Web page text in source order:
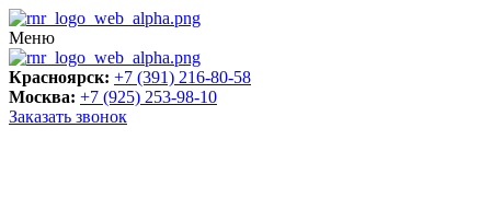
Меню
Красноярск: +7 (391) 216-80-58
Москва: +7 (925) 253-98-10
Заказать звонок